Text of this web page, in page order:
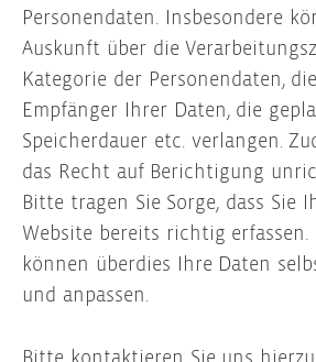
Personendaten. Insbesondere
Auskunft über die
Kategorie der Personendaten,
Empfänger Ihrer Daten, die
Speicherdauer etc. verlangen.
das Recht auf Berichtigung
Bitte tragen Sie Sorge, dass Sie
Website bereits richtig
können überdies Ihre Daten
und anpassen.
Bitte kontaktieren Sie uns